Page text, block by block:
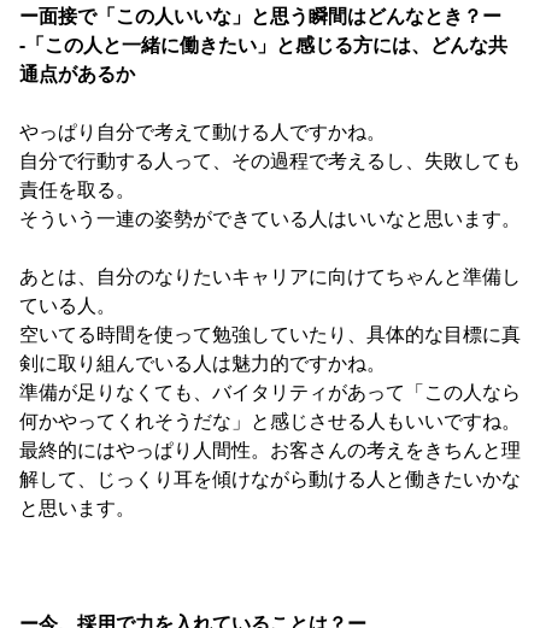
ー面接で「この人いいな」と思う瞬間はどんなとき？ー
-「この人と一緒に働きたい」と感じる方には、どんな共
通点があるか
やっぱり自分で考えて動ける人ですかね。
自分で行動する人って、その過程で考えるし、失敗しても
責任を取る。
そういう一連の姿勢ができている人はいいなと思います。
あとは、自分のなりたいキャリアに向けてちゃんと準備し
ている人。
空いてる時間を使って勉強していたり、具体的な目標に真
剣に取り組んでいる人は魅力的ですかね。
準備が足りなくても、バイタリティがあって「この人なら
何かやってくれそうだな」と感じさせる人もいいですね。
最終的にはやっぱり人間性。お客さんの考えをきちんと理
解して、じっくり耳を傾けながら動ける人と働きたいかな
と思います。